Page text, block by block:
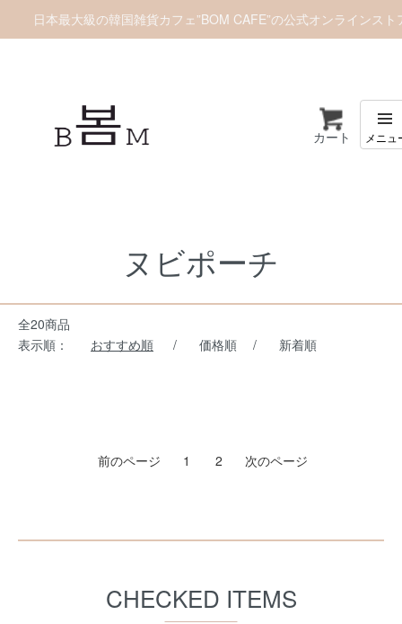
日本最大級の韓国雑貨カフェ”BOM CAFE”の公式オンラインスト
カート
ヌビポーチ
全20商品
表示順：
おすすめ順 / 価格順 / 新着順
前のページ 1 2 次のページ
CHECKED ITEMS